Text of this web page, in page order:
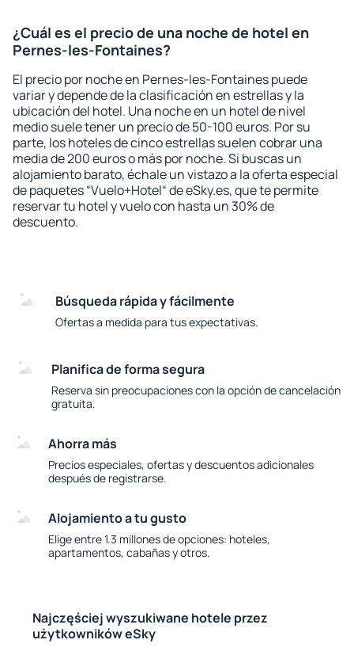
¿Cuál es el precio de una noche de hotel en
Pernes-les-Fontaines?
El precio por noche en Pernes-les-Fontaines puede
variar y depende de la clasificación en estrellas y la
ubicación del hotel. Una noche en un hotel de nivel
medio suele tener un precio de 50-100 euros. Por su
parte, los hoteles de cinco estrellas suelen cobrar una
media de 200 euros o más por noche. Si buscas un
alojamiento barato, échale un vistazo a la oferta especial
de paquetes “Vuelo+Hotel“ de eSky.es, que te permite
reservar tu hotel y vuelo con hasta un 30% de
descuento.
Búsqueda rápida y fácilmente
Ofertas a medida para tus expectativas.
Planifica de forma segura
Reserva sin preocupaciones con la opción de cancelación
gratuita.
Ahorra más
Precios especiales, ofertas y descuentos adicionales
después de registrarse.
Alojamiento a tu gusto
Elige entre 1.3 millones de opciones: hoteles,
apartamentos, cabañas y otros.
Najczęściej wyszukiwane hotele przez
użytkowników eSky